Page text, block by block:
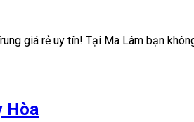
giá rẻ uy tín! Tại Ma Lâm bạn
Hòa